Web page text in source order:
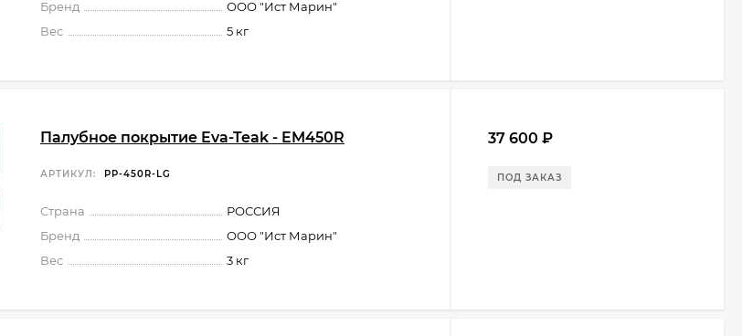
Бренд
ООО "Ист Марин"
Вес
5 кг
Палубное покрытие Eva-Teak - EM450R
АРТИКУЛ: PP-450R-LG
Страна
РОССИЯ
Бренд
ООО "Ист Марин"
Вес
3 кг
37 600 ₽
ПОД ЗАКАЗ